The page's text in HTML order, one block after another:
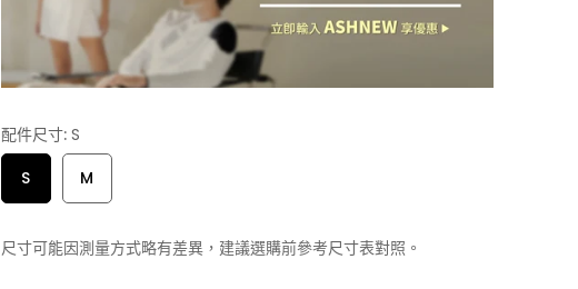
配件尺寸: S
S
M
尺寸可能因測量方式略有差異，建議選購前參考尺寸表對照。